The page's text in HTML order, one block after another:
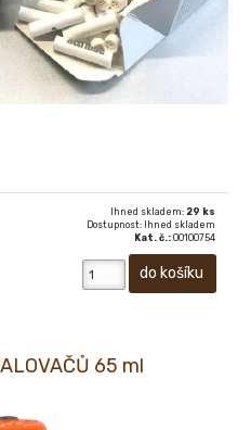
Ihned skladem: 29 ks
Dostupnost: Ihned skladem
Kat. č.: 00100754
65 ml